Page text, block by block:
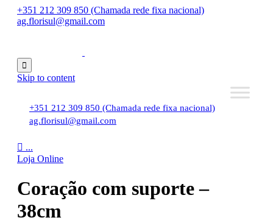
+351 212 309 850 (Chamada rede fixa nacional)
ag.florisul@gmail.com

Skip to content
+351 212 309 850 (Chamada rede fixa nacional)
ag.florisul@gmail.com
 ...
Loja Online
Coração com suporte –
38cm